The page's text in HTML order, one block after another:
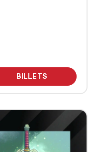
HABABOU -
BILLETS DES